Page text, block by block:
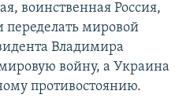
воинственная Россия,
переделать мировой
Владимира
войну, а Украина
противостоянию.